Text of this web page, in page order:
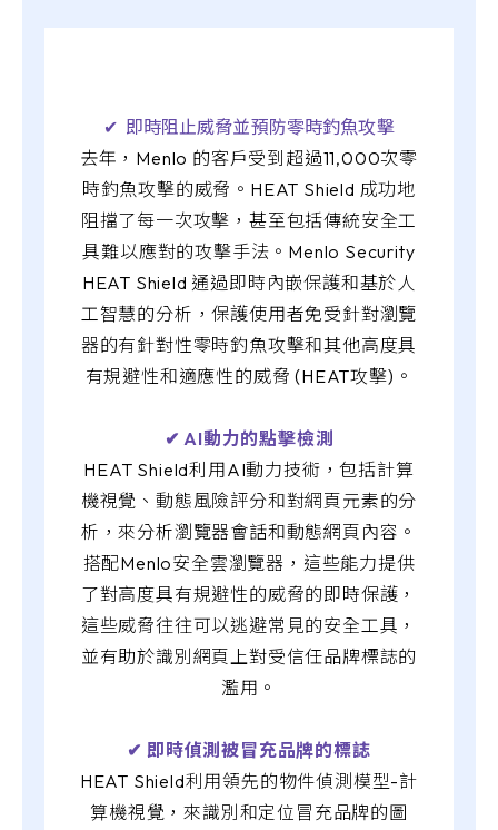
✔︎ 即時阻止威脅並預防零時釣魚攻擊
去年，Menlo 的客戶受到超過11,000次零
時釣魚攻擊的威脅。HEAT Shield 成功地
阻擋了每一次攻擊，甚至包括傳統安全工
具難以應對的攻擊手法。Menlo Security
HEAT Shield 通過即時內嵌保護和基於人
工智慧的分析，保護使用者免受針對瀏覽
器的有針對性零時釣魚攻擊和其他高度具
有規避性和適應性的威脅 (HEAT攻擊)。
✔︎ AI動力的點擊檢測
HEAT Shield利用AI動力技術，包括計算
機視覺、動態風險評分和對網頁元素的分
析，來分析瀏覽器會話和動態網頁內容。
搭配Menlo安全雲瀏覽器，這些能力提供
了對高度具有規避性的威脅的即時保護，
這些威脅往往可以逃避常見的安全工具，
並有助於識別網頁上對受信任品牌標誌的
濫用。
✔︎ 即時偵測被冒充品牌的標誌
HEAT Shield利用領先的物件偵測模型-計
算機視覺，來識別和定位冒充品牌的圖